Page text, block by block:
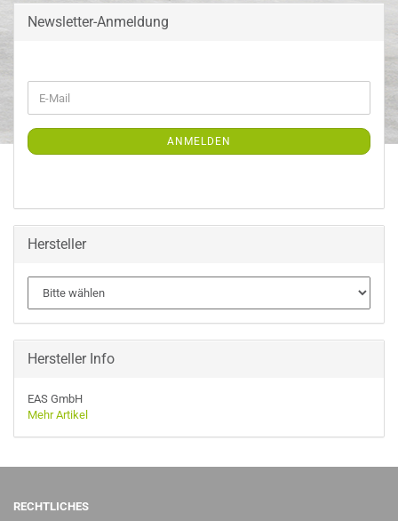
Newsletter-Anmeldung
ZUR
ANMELDUNG
E-
Mail
ANMELDEN
Hersteller
Hersteller Info
EAS GmbH
Mehr Artikel
RECHTLICHES